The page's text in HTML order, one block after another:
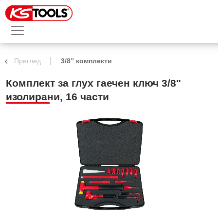
Преглед 3/8” комплекти
Комплект за глух гаечен ключ 3/8"
изолирани, 16 части